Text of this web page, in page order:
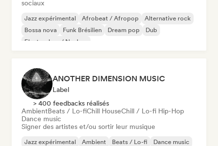
sociaux
Jazz expérimental Afrobeat / Afropop
Alternative rock
Bossa nova
Funk Brésilien Dream pop
Dub
Electro Jazz / Nu Jazz
ANOTHER DIMENSION MUSIC
Label
> 400 feedbacks réalisés
AmbientBeats / Lo-fiChill HouseChill / Lo-fi Hip-Hop
Dance music
Signer des artistes et/ou sortir leur musique
Jazz expérimental Ambient Beats / Lo-fi
Dance music